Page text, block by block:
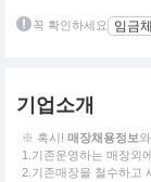
꼭 확인하세요 임금
기업소개
※ 혹시! 매장채용정보와
1.기존운영하는 매장외
2.기존매장을 철수하고